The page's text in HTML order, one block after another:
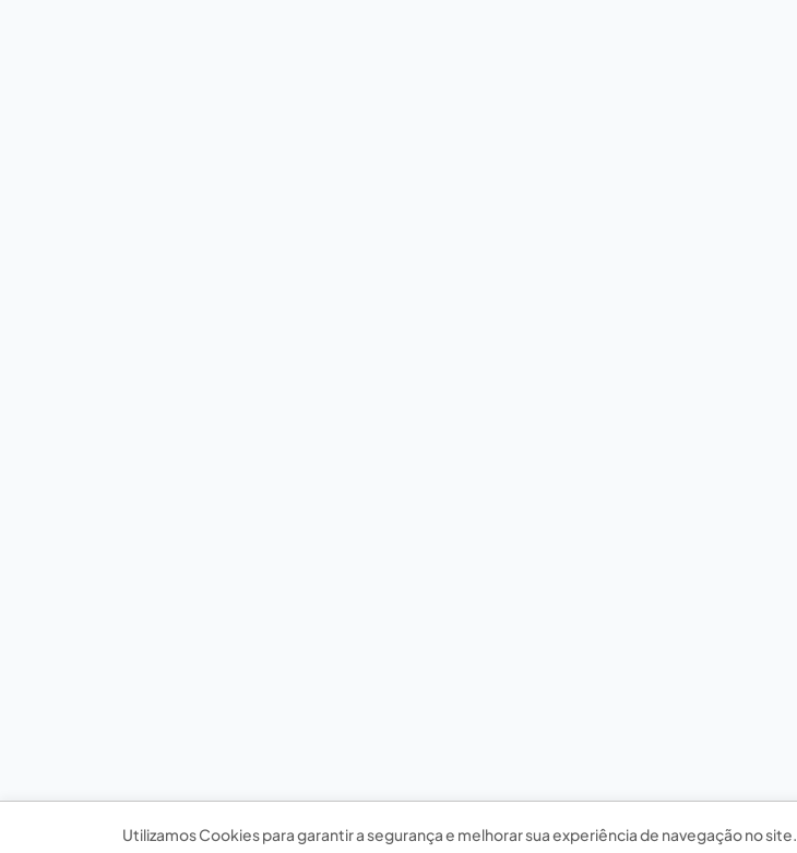
Utilizamos Cookies para garantir a segurança e melhorar sua experiência de navegação no site.